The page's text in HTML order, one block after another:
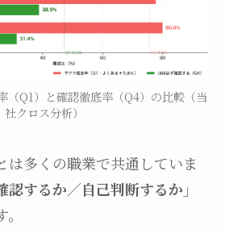
（Q1）と確認徹底率（Q4）の比較（当
社クロス分析）
は多くの職業で共通していま
認するか／自己判断するか」